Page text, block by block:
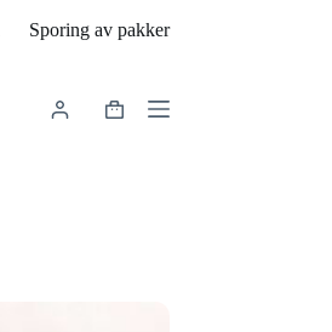
Sporing av pakker
Handlekurv